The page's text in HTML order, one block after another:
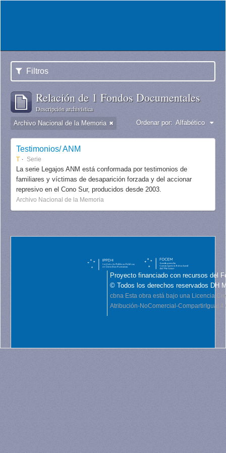
Filtros
Relación de 1 Fondos Documentales
Descripción archivística
Archivo Nacional de la Memoria Ordenar por: Alfabético
Testimonios/ ANM
T Serie
La serie Legajos ANM está conformada por testimonios de
familiares y víctimas de desaparición forzada y del accionar
represivo en el Cono Sur, producidos desde 2003.
Archivo Nacional de la Memoria
Proyecto financiado con recursos del
© Todos los derechos reservados DH
cbna Esta obra está bajo una Licencia
Atribución-NoComercial-CompartirIgual